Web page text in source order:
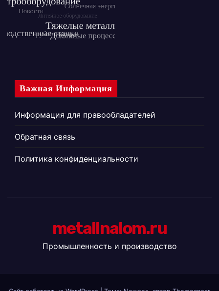
Важная Информация
Информация для правообладателей
Обратная связь
Политика конфиденциальности
metallnalom.ru
Промышленность и производство